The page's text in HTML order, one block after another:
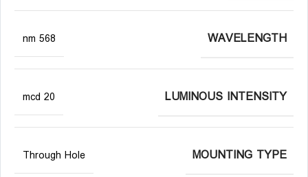
WAVELENGTH
568 nm
LUMINOUS INTENSITY
20 mcd
MOUNTING TYPE
Through Hole